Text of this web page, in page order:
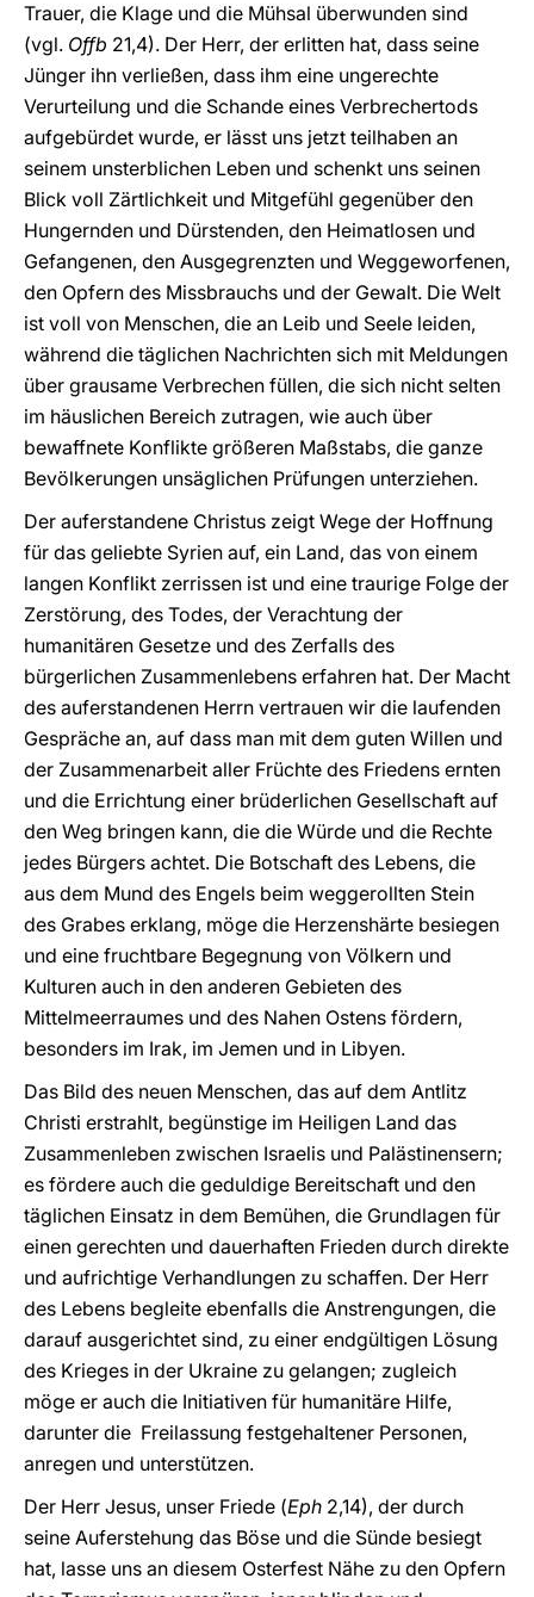
Trauer, die Klage und die Mühsal überwunden sind
(vgl. Offb 21,4). Der Herr, der erlitten hat, dass seine
Jünger ihn verließen, dass ihm eine ungerechte
Verurteilung und die Schande eines Verbrechertods
aufgebürdet wurde, er lässt uns jetzt teilhaben an
seinem unsterblichen Leben und schenkt uns seinen
Blick voll Zärtlichkeit und Mitgefühl gegenüber den
Hungernden und Dürstenden, den Heimatlosen und
Gefangenen, den Ausgegrenzten und Weggeworfenen,
den Opfern des Missbrauchs und der Gewalt. Die Welt
ist voll von Menschen, die an Leib und Seele leiden,
während die täglichen Nachrichten sich mit Meldungen
über grausame Verbrechen füllen, die sich nicht selten
im häuslichen Bereich zutragen, wie auch über
bewaffnete Konflikte größeren Maßstabs, die ganze
Bevölkerungen unsäglichen Prüfungen unterziehen.
Der auferstandene Christus zeigt Wege der Hoffnung
für das geliebte Syrien auf, ein Land, das von einem
langen Konflikt zerrissen ist und eine traurige Folge der
Zerstörung, des Todes, der Verachtung der
humanitären Gesetze und des Zerfalls des
bürgerlichen Zusammenlebens erfahren hat. Der Macht
des auferstandenen Herrn vertrauen wir die laufenden
Gespräche an, auf dass man mit dem guten Willen und
der Zusammenarbeit aller Früchte des Friedens ernten
und die Errichtung einer brüderlichen Gesellschaft auf
den Weg bringen kann, die die Würde und die Rechte
jedes Bürgers achtet. Die Botschaft des Lebens, die
aus dem Mund des Engels beim weggerollten Stein
des Grabes erklang, möge die Herzenshärte besiegen
und eine fruchtbare Begegnung von Völkern und
Kulturen auch in den anderen Gebieten des
Mittelmeerraumes und des Nahen Ostens fördern,
besonders im Irak, im Jemen und in Libyen.
Das Bild des neuen Menschen, das auf dem Antlitz
Christi erstrahlt, begünstige im Heiligen Land das
Zusammenleben zwischen Israelis und Palästinensern;
es fördere auch die geduldige Bereitschaft und den
täglichen Einsatz in dem Bemühen, die Grundlagen für
einen gerechten und dauerhaften Frieden durch direkte
und aufrichtige Verhandlungen zu schaffen. Der Herr
des Lebens begleite ebenfalls die Anstrengungen, die
darauf ausgerichtet sind, zu einer endgültigen Lösung
des Krieges in der Ukraine zu gelangen; zugleich
möge er auch die Initiativen für humanitäre Hilfe,
darunter die Freilassung festgehaltener Personen,
anregen und unterstützen.
Der Herr Jesus, unser Friede (Eph 2,14), der durch
seine Auferstehung das Böse und die Sünde besiegt
hat, lasse uns an diesem Osterfest Nähe zu den Opfern